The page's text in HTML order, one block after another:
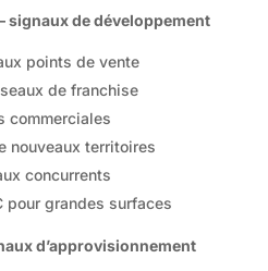
signaux de développement
points de vente
de franchise
commerciales
nouveaux territoires
concurrents
pour grandes surfaces
d’approvisionnement